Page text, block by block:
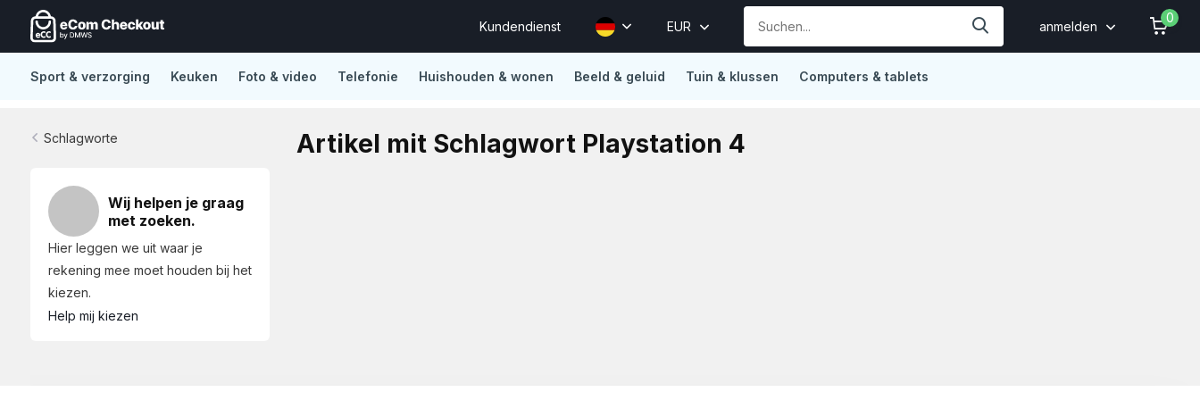
Kundendienst EUR anmelden
0
Sport & verzorging Keuken Foto & video Telefonie Huishouden & wonen Beeld & geluid Tuin & klussen Computers & tablets
De nieuwe standaard in Lightspeed eCom No distractions Vertrouwd door Mollie, Sendcloud, Traffic Today, Happy Online
Schlagworte
Wij helpen je graag
met zoeken.
Hier leggen we uit waar je
rekening mee moet houden bij het
kiezen.
Help mij kiezen
Artikel mit Schlagwort Playstation 4